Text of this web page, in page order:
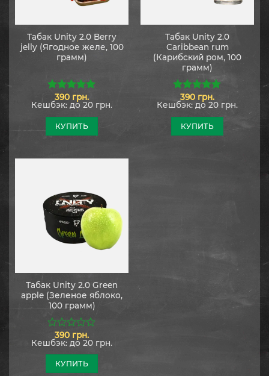
Табак Unity 2.0 Berry
jelly (Ягодное желе, 100
грамм)
5.00из 5
390 грн.
Кешбэк: до 20 грн.
КУПИТЬ
Табак Unity 2.0
Caribbean rum
(Карибский ром, 100
грамм)
5.00из 5
390 грн.
Кешбэк: до 20 грн.
КУПИТЬ
Табак Unity 2.0 Green
apple (Зеленое яблоко,
100 грамм)
из
5
390 грн.
Кешбэк: до 20 грн.
КУПИТЬ